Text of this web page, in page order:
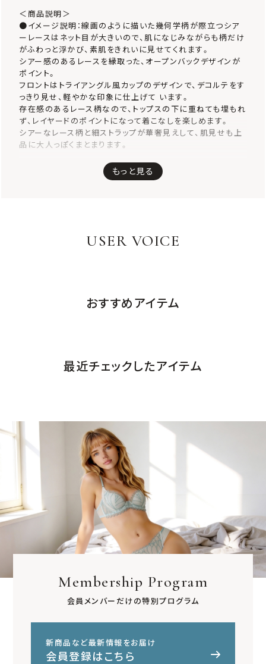
＜商品説明＞
●イメージ説明：線画のように描いた幾何学柄が際立つシア
ーレースはネット目が大きいので、肌になじみながらも柄だけ
がふわっと浮かび、素肌をきれいに見せてくれます。
シアー感のあるレースを縁取った、オープンバックデザインが
ポイント。
フロントはトライアングル風カップのデザインで、デコルテをす
っきり見せ、軽やかな印象に仕上げて います。
存在感のあるレース柄なので、トップスの下に重ねても埋もれ
ず、レイヤードのポイントになって着こなしを楽しめます。
シアーなレース柄と細ストラップが華奢見えして、肌見せも上
品に大人っぽくまとまります。
・ソフトなウレタン素材のストレッチモールドカップがバストに
もっと見る
USER VOICE
おすすめアイテム
最近チェックしたアイテム
Membership Program
会員メンバーだけの特別プログラム
新商品など最新情報をお届け
会員登録はこちら